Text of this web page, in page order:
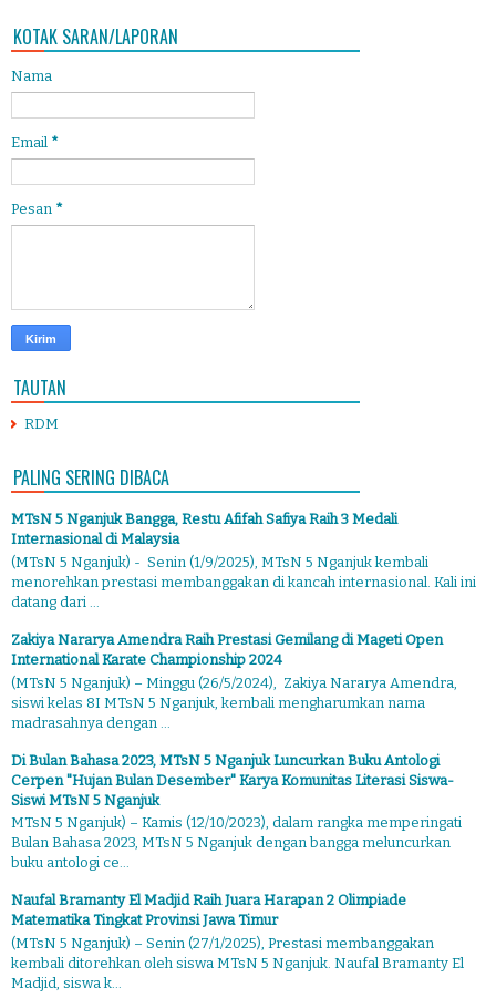
KOTAK SARAN/LAPORAN
Nama
Email *
Pesan *
TAUTAN
RDM
PALING SERING DIBACA
MTsN 5 Nganjuk Bangga, Restu Afifah Safiya Raih 3 Medali
Internasional di Malaysia
(MTsN 5 Nganjuk) - Senin (1/9/2025), MTsN 5 Nganjuk kembali
menorehkan prestasi membanggakan di kancah internasional. Kali ini
datang dari ...
Zakiya Nararya Amendra Raih Prestasi Gemilang di Mageti Open
International Karate Championship 2024
(MTsN 5 Nganjuk) – Minggu (26/5/2024), Zakiya Nararya Amendra,
siswi kelas 8I MTsN 5 Nganjuk, kembali mengharumkan nama
madrasahnya dengan ...
Di Bulan Bahasa 2023, MTsN 5 Nganjuk Luncurkan Buku Antologi
Cerpen "Hujan Bulan Desember" Karya Komunitas Literasi Siswa-
Siswi MTsN 5 Nganjuk
MTsN 5 Nganjuk) – Kamis (12/10/2023), dalam rangka memperingati
Bulan Bahasa 2023, MTsN 5 Nganjuk dengan bangga meluncurkan
buku antologi ce...
Naufal Bramanty El Madjid Raih Juara Harapan 2 Olimpiade
Matematika Tingkat Provinsi Jawa Timur
(MTsN 5 Nganjuk) – Senin (27/1/2025), Prestasi membanggakan
kembali ditorehkan oleh siswa MTsN 5 Nganjuk. Naufal Bramanty El
Madjid, siswa k...